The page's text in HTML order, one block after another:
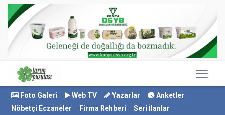
Foto Galeri Web TV Yazarlar
Anketler
Nöbetçi Eczaneler
Firma Rehberi
Seri İlanlar